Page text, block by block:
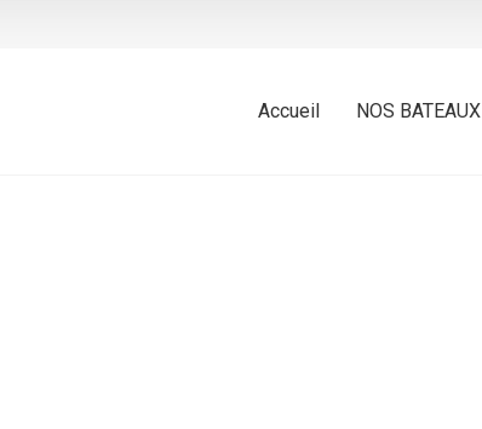
Accueil NOS BATEAUX